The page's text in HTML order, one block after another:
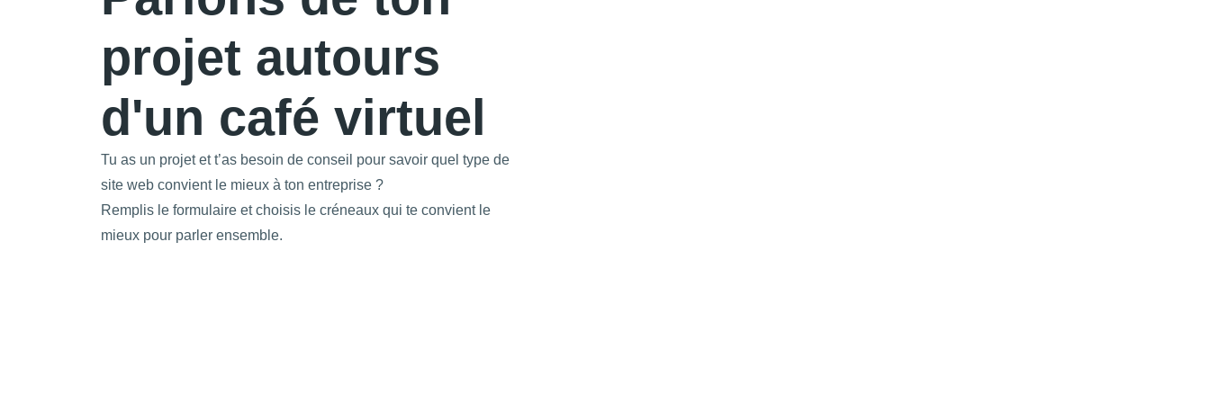
projet autours
d'un café virtuel
Tu as un projet et t’as besoin de conseil pour savoir quel type de
site web convient le mieux à ton entreprise ?
Remplis le formulaire et choisis le créneaux qui te convient le
mieux pour parler ensemble.